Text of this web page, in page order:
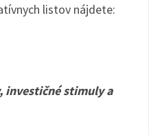
listov nájdete:
investičné stimuly a